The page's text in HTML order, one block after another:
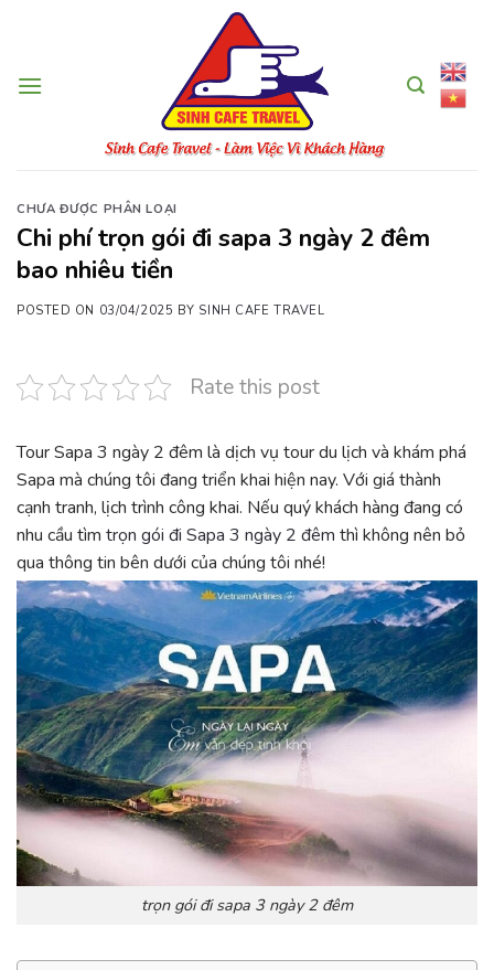
CHƯA ĐƯỢC PHÂN LOẠI
Chi phí trọn gói đi sapa 3 ngày 2 đêm
bao nhiêu tiền
POSTED ON 03/04/2025 BY SINH CAFE TRAVEL
Rate this post
Tour Sapa 3 ngày 2 đêm là dịch vụ tour du lịch và khám phá
Sapa mà chúng tôi đang triển khai hiện nay. Với giá thành
cạnh tranh, lịch trình công khai. Nếu quý khách hàng đang có
nhu cầu tìm trọn gói đi Sapa 3 ngày 2 đêm thì không nên bỏ
qua thông tin bên dưới của chúng tôi nhé!
trọn gói đi sapa 3 ngày 2 đêm